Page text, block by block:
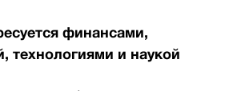
финансами,
технологиями и наукой